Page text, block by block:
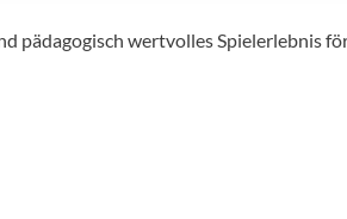
pädagogisch wertvolles Spielerlebnis